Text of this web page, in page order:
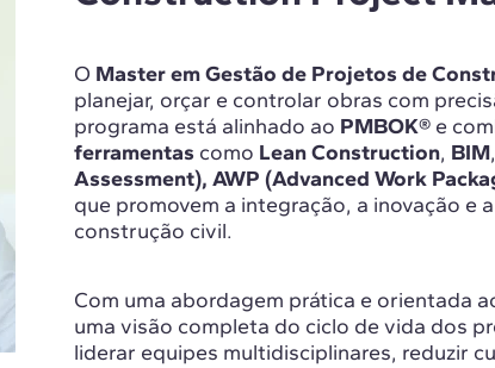
O Master em Gestão de Projetos de
planejar, orçar e controlar obras com
programa está alinhado ao PMBOK® e
ferramentas como Lean Construction, BIM,
Assessment), AWP (Advanced Work
que promovem a integração, a inovação e
construção civil.
Com uma abordagem prática e orientada
uma visão completa do ciclo de vida dos
liderar equipes multidisciplinares, reduzir